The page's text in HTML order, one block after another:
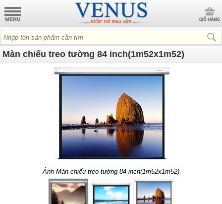
Màn chiếu treo tường 84 inch(1m52x1m52)
Ảnh Màn chiếu treo tường 84 inch(1m52x1m52)